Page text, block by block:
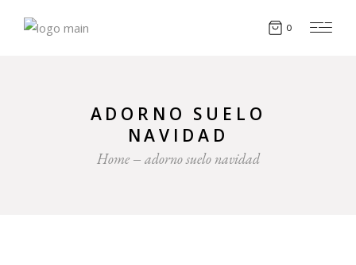
0
ADORNO SUELO
NAVIDAD
Home adorno suelo navidad